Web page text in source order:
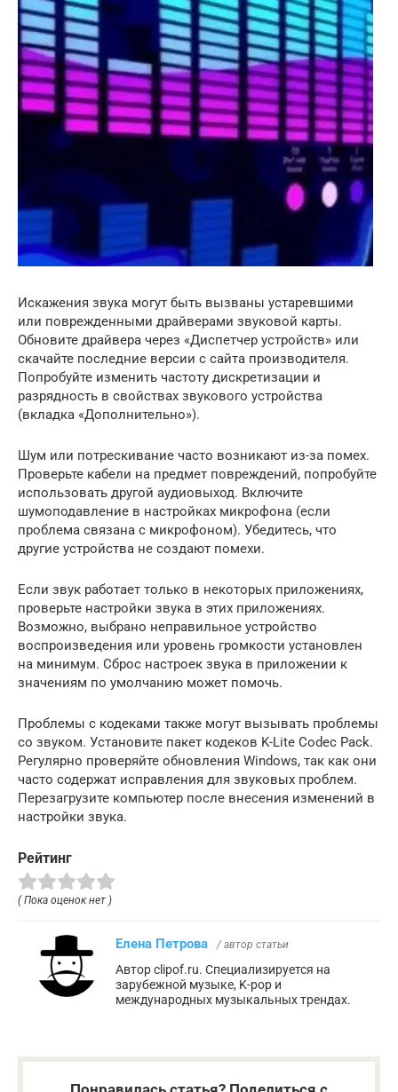
Искажения звука могут быть вызваны устаревшими
или поврежденными драйверами звуковой карты.
Обновите драйвера через «Диспетчер устройств» или
скачайте последние версии с сайта производителя.
Попробуйте изменить частоту дискретизации и
разрядность в свойствах звукового устройства
(вкладка «Дополнительно»).
Шум или потрескивание часто возникают из-за помех.
Проверьте кабели на предмет повреждений, попробуйте
использовать другой аудиовыход. Включите
шумоподавление в настройках микрофона (если
проблема связана с микрофоном). Убедитесь, что
другие устройства не создают помехи.
Если звук работает только в некоторых приложениях,
проверьте настройки звука в этих приложениях.
Возможно, выбрано неправильное устройство
воспроизведения или уровень громкости установлен
на минимум. Сброс настроек звука в приложении к
значениям по умолчанию может помочь.
Проблемы с кодеками также могут вызывать проблемы
со звуком. Установите пакет кодеков K-Lite Codec Pack.
Регулярно проверяйте обновления Windows, так как они
часто содержат исправления для звуковых проблем.
Перезагрузите компьютер после внесения изменений в
настройки звука.
Рейтинг
( Пока оценок нет )
Елена Петрова / автор статьи
Автор clipof.ru. Специализируется на
зарубежной музыке, K-pop и
международных музыкальных трендах.